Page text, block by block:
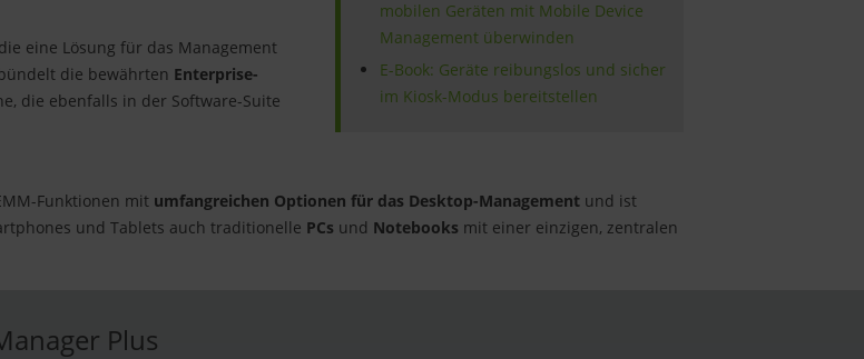
eine Lösung für das Management
die bewährten Enterprise-
die ebenfalls in der Software-Suite
mobilen Geräten mit Mobile Device
Management überwinden
E-Book: Geräte reibungslos und sicher
im Kiosk-Modus bereitstellen
Funktionen mit umfangreichen Optionen für das Desktop-Management und ist
und Tablets auch traditionelle PCs und Notebooks mit einer einzigen, zentralen
Plus